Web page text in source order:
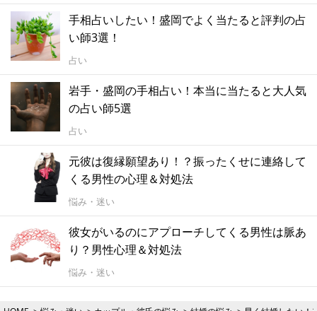
手相占いしたい！盛岡でよく当たると評判の占
い師3選！
占い
岩手・盛岡の手相占い！本当に当たると大人気
の占い師5選
占い
元彼は復縁願望あり！？振ったくせに連絡して
くる男性の心理＆対処法
悩み・迷い
彼女がいるのにアプローチしてくる男性は脈あ
り？男性心理＆対処法
悩み・迷い